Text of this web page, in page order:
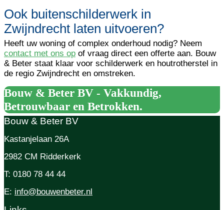
Ook buitenschilderwerk in
Zwijndrecht laten uitvoeren?
Heeft uw woning of complex onderhoud nodig? Neem
contact met ons op of vraag direct een offerte aan. Bouw
& Beter staat klaar voor schilderwerk en houtrotherstel in
de regio Zwijndrecht en omstreken.
Bouw & Beter BV - Vakkundig,
Betrouwbaar en Betrokken.
Bouw & Beter BV
Kastanjelaan 26A
2982 CM Ridderkerk
T: 0180 78 44 44
E: info@bouwenbeter.nl